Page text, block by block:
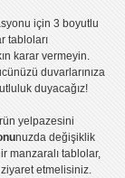
için3 boyutlu
tabloları
karar vermeyin.
duvarlarınıza
duyacağız!
yelpazesini
nuzda değişiklik
manzaralı tablolar,
etmelisiniz.